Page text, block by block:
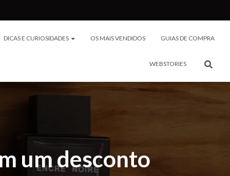
DICAS E CURIOSIDADES OS MAIS VENDIDOS GUIAS DE COMPRA
WEBSTORIES
um desconto